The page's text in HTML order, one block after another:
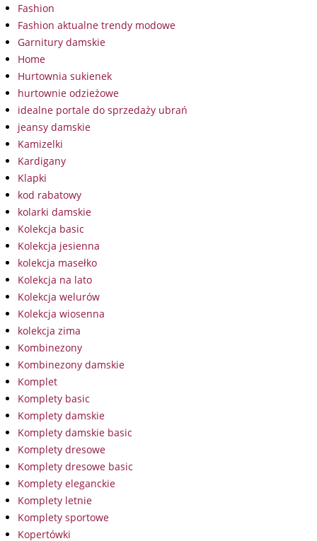
Fashion
Fashion aktualne trendy modowe
Garnitury damskie
Home
Hurtownia sukienek
hurtownie odzieżowe
idealne portale do sprzedaży ubrań
jeansy damskie
Kamizelki
Kardigany
Klapki
kod rabatowy
kolarki damskie
Kolekcja basic
Kolekcja jesienna
kolekcja masełko
Kolekcja na lato
Kolekcja welurów
Kolekcja wiosenna
kolekcja zima
Kombinezony
Kombinezony damskie
Komplet
Komplety basic
Komplety damskie
Komplety damskie basic
Komplety dresowe
Komplety dresowe basic
Komplety eleganckie
Komplety letnie
Komplety sportowe
Kopertówki